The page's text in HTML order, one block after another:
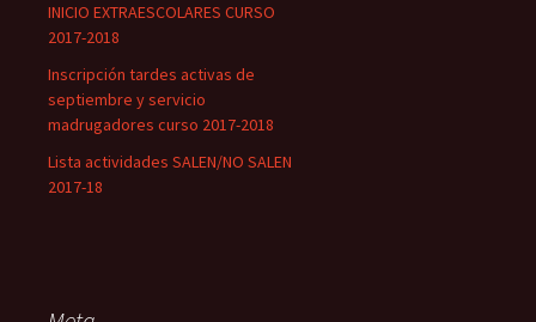
INICIO EXTRAESCOLARES CURSO
2017-2018
Inscripción tardes activas de
septiembre y servicio
madrugadores curso 2017-2018
Lista actividades SALEN/NO SALEN
2017-18